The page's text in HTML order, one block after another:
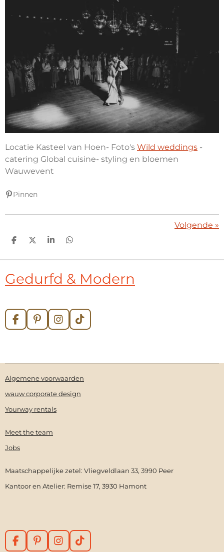
Locatie Kasteel van Hoen- Foto's Wild weddings -
catering Global cuisine- styling en bloemen
Wauwevent
Pinnen
Volgende »
D
l
n
D
e
S
a
e
D
l
n
Gedurfd & Modern
F
a
b
o
P
i
e
e
t
I
n
a
r
a
m
T
i
o
Algemene voorwaarden
wauw corporate design
Yourway rentals
Meet the team
Jobs
Maatschappelijke zetel: Vliegveldlaan 33, 3990 Peer
Kantoor en Atelier: Remise 17, 3930 Hamont
F
P
I
T